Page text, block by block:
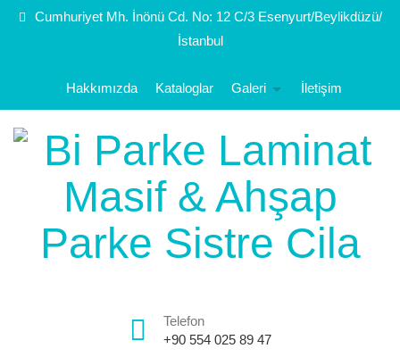
Cumhuriyet Mh. İnönü Cd. No: 12 C/3 Esenyurt/Beylikdüzü/
İstanbul
Hakkımızda Kataloglar Galeri İletişim
Telefon
+90 554 025 89 47